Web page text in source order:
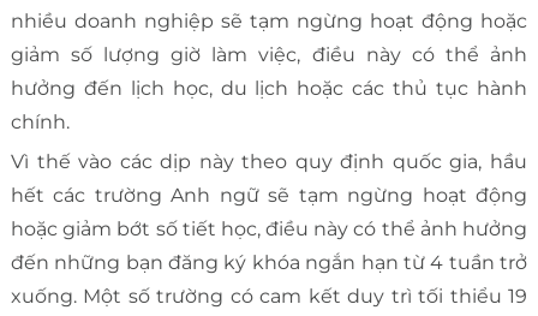
nhiều doanh nghiệp sẽ tạm ngừng hoạt động hoặc
giảm số lượng giờ làm việc, điều này có thể ảnh
hưởng đến lịch học, du lịch hoặc các thủ tục hành
chính.
Vì thế vào các dịp này theo quy định quốc gia, hầu
hết các trường Anh ngữ sẽ tạm ngừng hoạt động
hoặc giảm bớt số tiết học, điều này có thể ảnh hưởng
đến những bạn đăng ký khóa ngắn hạn từ 4 tuần trở
xuống. Một số trường có cam kết duy trì tối thiểu 19